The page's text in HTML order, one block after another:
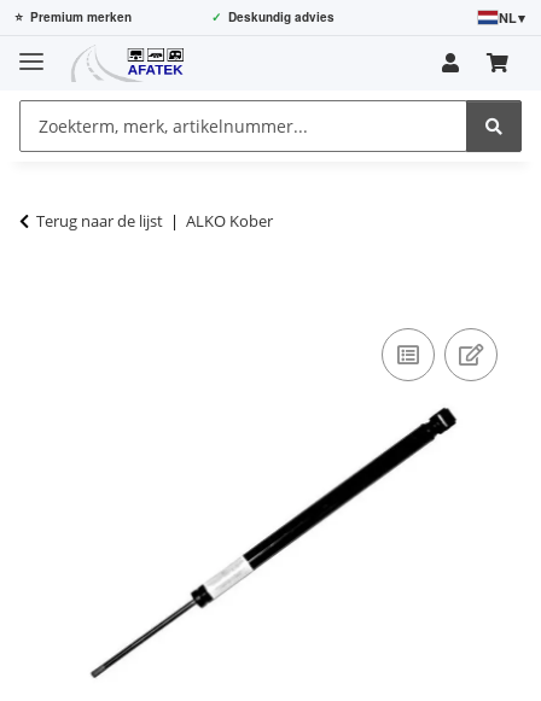
⭐ Premium merken ✓ Deskundig advies NL▾
Terug naar de lijst ALKO Kober